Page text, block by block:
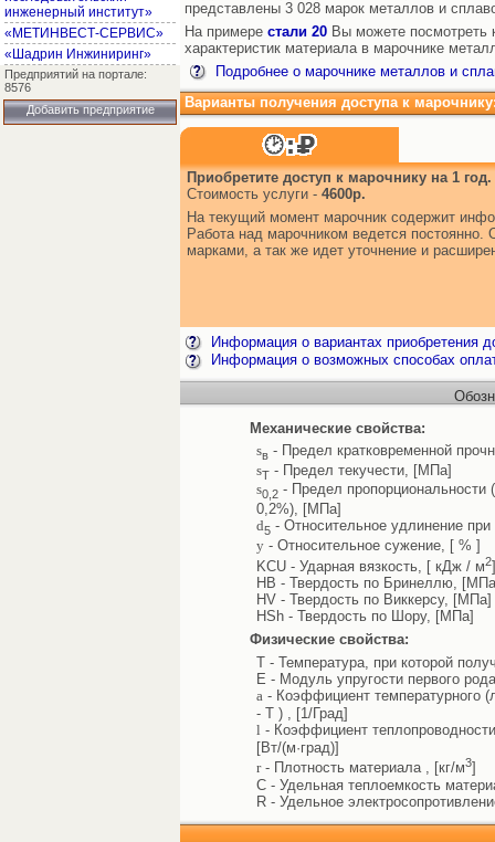
инженерный институт»
«МЕТИНВЕСТ-СЕРВИС»
«Шадрин Инжиниринг»
Предприятий на портале:
8576
Добавить предприятие
представлены 3 028 марок металлов и
На примере стали 20 Вы можете посмотреть
характеристик материала в марочнике
Подробнее о марочнике металлов и
Варианты получения доступа к
Приобретите доступ к марочнику на 1 год.
Стоимость услуги - 4600р.
На текущий момент марочник содержит
Работа над марочником ведется постоянно.
марками, а так же идет уточнение и
Информация о вариантах приобретения
Информация о возможных способах
Механические свойства:
sв - Предел кратковременной
sТ- Предел текучести, [МПа]
s0,2- Предел пропорциональности
0,2%), [МПа]
d5- Относительное удлинение
y- Относительное сужение, [ % ]
KCU - Ударная вязкость, [ кДж / м2]
HB - Твердость по Бринеллю,
HV - Твердость по Виккерсу, [МПа]
HSh - Твердость по Шору, [МПа]
Физические свойства:
T - Температура, при которой
E - Модуль упругости первого
a- Коэффициент температурного
- T ) , [1/Град]
l - Коэффициент
[Вт/(м·град)]
r- Плотность материала , [кг/м3]
C - Удельная теплоемкость
R - Удельное